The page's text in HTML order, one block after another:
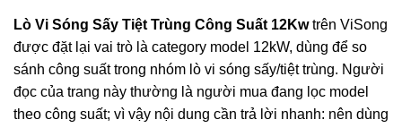
Lò Vi Sóng Sấy Tiệt Trùng Công Suất 12Kwtrên ViSong
được đặt lại vai trò là category model 12kW, dùng để so
sánh công suất trong nhóm lò vi sóng sấy/tiệt trùng. Người
đọc của trang này thường là người mua đang lọc model
theo công suất; vì vậy nội dung cần trả lời nhanh: nên dùng